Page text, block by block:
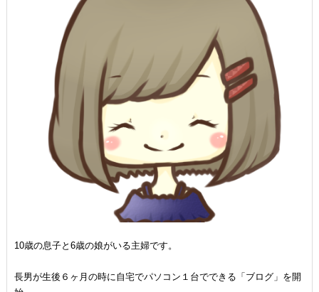
10歳の息子と6歳の娘がいる主婦です。
長男が生後６ヶ月の時に自宅でパソコン１台でできる「ブログ」を開